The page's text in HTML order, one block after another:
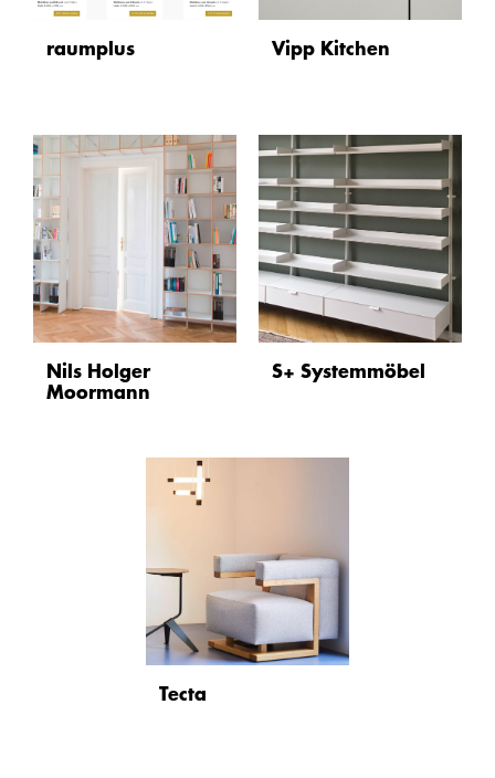
raumplus Vipp Kitchen
Nils Holger
Moormann
S+ Systemmöbel
Tecta